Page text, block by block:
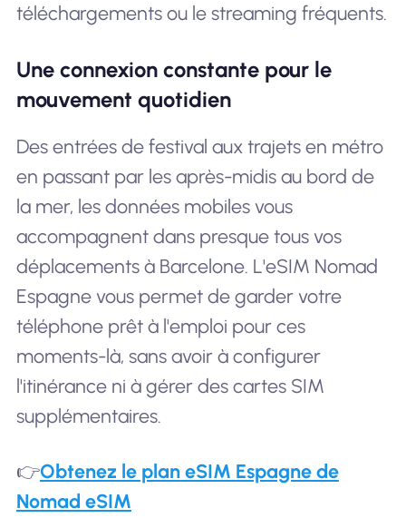
téléchargements ou le streaming fréquents.
Une connexion constante pour le
mouvement quotidien
Des entrées de festival aux trajets en métro
en passant par les après-midis au bord de
la mer, les données mobiles vous
accompagnent dans presque tous vos
déplacements à Barcelone. L'eSIM Nomad
Espagne vous permet de garder votre
téléphone prêt à l'emploi pour ces
moments-là, sans avoir à configurer
l'itinérance ni à gérer des cartes SIM
supplémentaires.
👉Obtenez le plan eSIM Espagne de
Nomad eSIM